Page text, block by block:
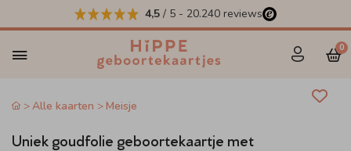
4,5 / 5 - 20.240 reviews
0
Alle kaarten Meisje
Uniek goudfolie geboortekaartje met